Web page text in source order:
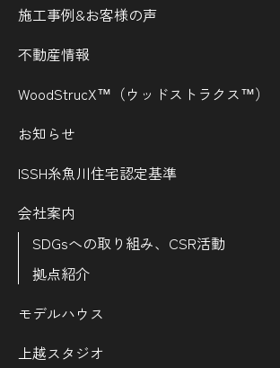
施工事例&お客様の声
不動産情報
WoodStrucX™（ウッドストラクス™）
お知らせ
ISSH糸魚川住宅認定基準
会社案内
SDGsへの取り組み、CSR活動
拠点紹介
モデルハウス
上越スタジオ